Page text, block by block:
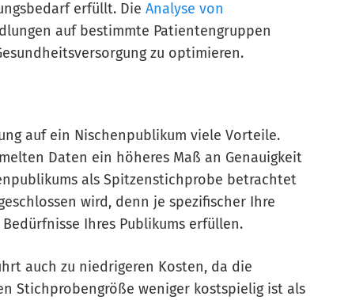
erfüllt. Die Analyse von
auf bestimmte Patientengruppen
zu optimieren.
auf ein Nischenpublikum viele Vorteile.
Daten ein höheres Maß an Genauigkeit
als Spitzenstichprobe betrachtet
wird, denn je spezifischer Ihre
Ihres Publikums erfüllen.
auch zu niedrigeren Kosten, da die
Stichprobengröße weniger kostspielig ist als